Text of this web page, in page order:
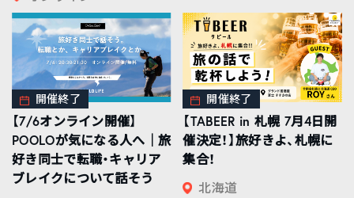
開催終了
【7/6オンライン開催】
POOLOが気になる人へ｜旅
好き同士で転職・キャリア
ブレイクについて話そう
開催終了
【TABEER in 札幌 7月4日開
催決定！】旅好きよ、札幌に
集合！
北海道